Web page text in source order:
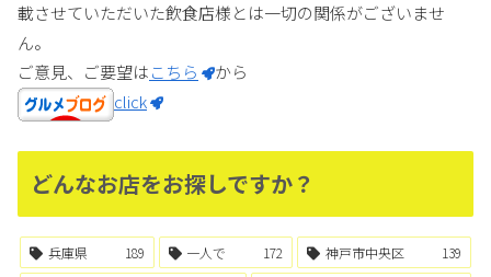
載させていただいた飲食店様とは一切の関係がございませ
ん。
ご意見、ご要望はこちら
から
click
どんなお店をお探しですか？
兵庫県 189 一人で 172 神戸市中央区
139